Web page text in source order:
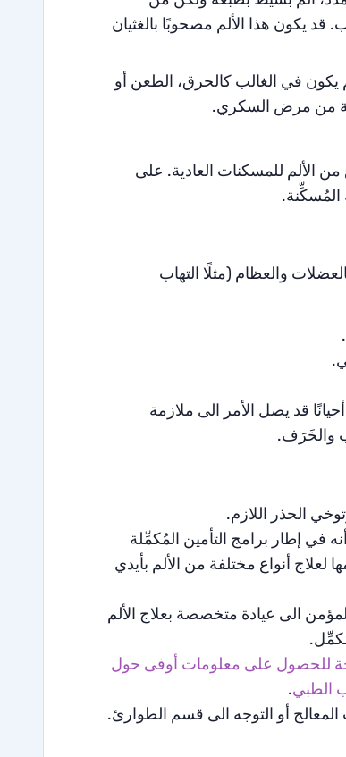
قد يكون هذا الألم مصحوبًا بالغثيان
يكون في الغالب كالحرق، الطعن أو
من مرض السكري.
الألم للمسكنات العادية. على
المُسكِّنة.
والعظام (مثلًا التهاب
قد يصل الأمر الى ملازمة
والخَرَف.
الحذر اللازم.
في إطار برامج التأمين المُكمِّلة
لعلاج أنواع مختلفة من الألم بأيدي
الى عيادة متخصصة بعلاج الألم
للحصول على معلومات أوفى حول
الطبي.
أو التوجه الى قسم الطوارئ.